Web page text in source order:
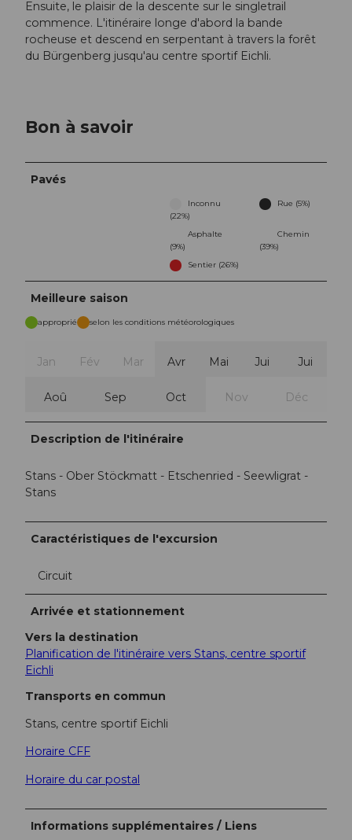
Ensuite, le plaisir de la descente sur le singletrail
commence. L'itinéraire longe d'abord la bande
rocheuse et descend en serpentant à travers la forêt
du Bürgenberg jusqu'au centre sportif Eichli.
Bon à savoir
Pavés
Inconnu
(22%)
Rue (5%)
Asphalte
(9%)
Chemin
(39%)
Sentier (26%)
Meilleure saison
approprié selon les conditions météorologiques
Jan Fév Mar Avr Mai Jui Jui
Aoû Sep Oct Nov Déc
Description de l'itinéraire
Stans - Ober Stöckmatt - Etschenried - Seewligrat -
Stans
Caractéristiques de l'excursion
Circuit
Arrivée et stationnement
Vers la destination
Planification de l'itinéraire vers Stans, centre sportif
Eichli
Transports en commun
Stans, centre sportif Eichli
Horaire CFF
Horaire du car postal
Informations supplémentaires / Liens